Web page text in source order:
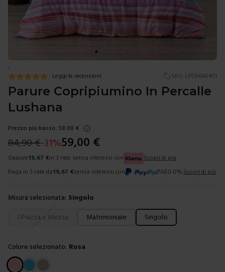
.
Leggi le recensioni SKU: LF08680401
Parure Copripiumino In Percalle
Lushana
Prezzo più basso: 59,00 €
84,90€-31%59,00 €
Oppure19,67 €in 3 rate senza interessi con
Scopri di più
Paga in 3 rate da19,67 €senza interessi con TAEG 0%. Scopri di più
Misura selezionata: Singolo
Scegli una misura
1 Piazza e Mezza Matrimoniale Singolo
Colore selezionato: Rosa
Scegli un colore